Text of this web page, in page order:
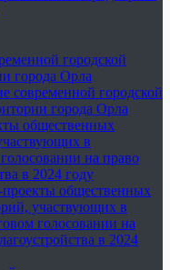
городской
города Орла
современной городской
города Орла
общественных
в
на право
в 2024 году
общественных
участвующих в
голосовании на
в 2024